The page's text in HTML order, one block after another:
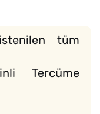
tüm
Tercüme